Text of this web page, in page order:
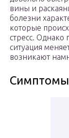
вины и
болезни
которые
стресс. Однако
ситуация
возникают